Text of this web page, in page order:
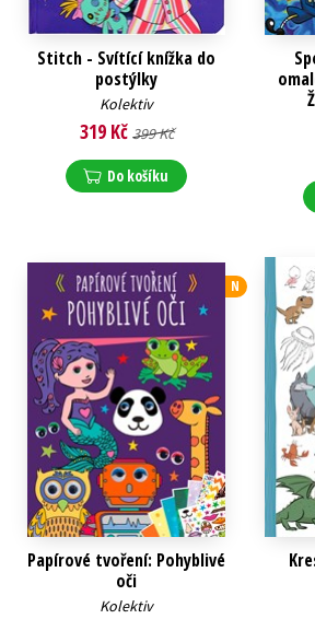
Stitch - Svítící knížka do
postýlky
Kolektiv
319 Kč 399 Kč
Do košíku
N
Papírové tvoření: Pohyblivé
oči
Kolektiv